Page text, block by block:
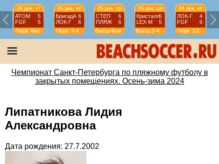
26 дек, чт
АТОМ
5
FGF
5
Перв Фин
26 дек, чт
БригадА 6
ЛОК-Г
6
Перв 3-4
25 дек, ср
СТЕП
6
ПЛЯЖ
6
Высш Фин
25 дек, ср
Кристалл5
LEX-М
5
Высш 3-4
24 дек, вт
ЛОК-Г
4
FGF
6
Перв 1/2
Чемпионат Санкт-Петербурга по пляжному футболу в
закрытых помещениях. Осень-зима 2024
Липатникова Лидия
Александровна
Дата рождения: 27.7.2002